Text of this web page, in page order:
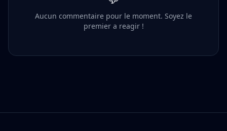
Aucun commentaire pour le moment. Soyez le
premier a reagir !